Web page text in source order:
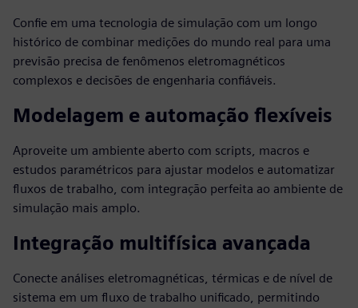
Confie em uma tecnologia de simulação com um longo
histórico de combinar medições do mundo real para uma
previsão precisa de fenômenos eletromagnéticos
complexos e decisões de engenharia confiáveis.
Modelagem e automação flexíveis
Aproveite um ambiente aberto com scripts, macros e
estudos paramétricos para ajustar modelos e automatizar
fluxos de trabalho, com integração perfeita ao ambiente de
simulação mais amplo.
Integração multifísica avançada
Conecte análises eletromagnéticas, térmicas e de nível de
sistema em um fluxo de trabalho unificado, permitindo